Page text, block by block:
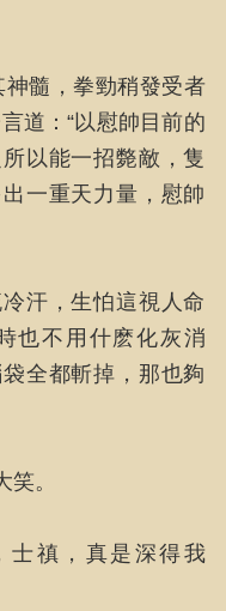
髓，拳勁稍發受者
道：“以慰帥目前的
以能一招斃敵，隻
一重天力量，慰帥
汗，生怕這視人命
也不用什麽化灰消
全都斬掉，那也夠
。
禛，真是深得我